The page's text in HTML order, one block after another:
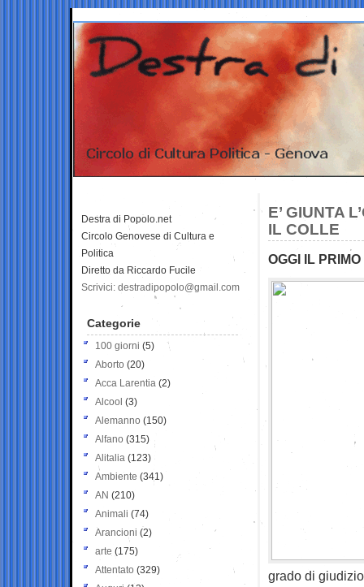
E’ GIUNTA
IL COLLE
OGGI IL
grado di
Destra di Popolo.net
Circolo Genovese di Cultura e
Politica
Diretto da Riccardo Fucile
Scrivici: destradipopolo@gmail.com
Categorie
100 giorni (5)
Aborto (20)
Acca Larentia (2)
Alcool (3)
Alemanno (150)
Alfano (315)
Alitalia (123)
Ambiente (341)
AN (210)
Animali (74)
Arancioni (2)
arte (175)
Attentato (329)